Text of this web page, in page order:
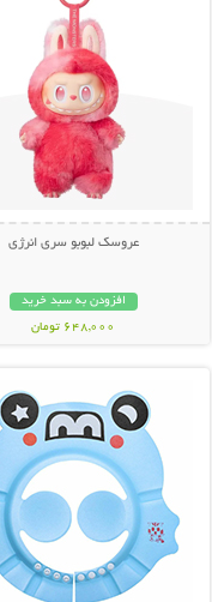
عروسک لبوبو سری انرژی
افزودن به سبد خرید
648,000 تومان